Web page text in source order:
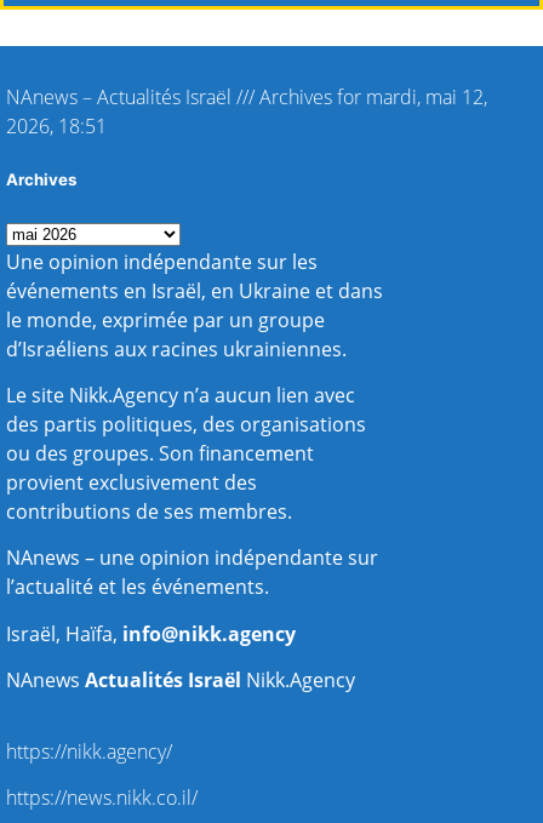
NAnews – Actualités Israël ///Archives for mardi, mai 12,
2026, 18:51
Archives
Une opinion indépendante sur les
événements en Israël, en Ukraine et dans
le monde, exprimée par un groupe
d’Israéliens aux racines ukrainiennes.
Le site Nikk.Agency n’a aucun lien avec
des partis politiques, des organisations
ou des groupes. Son financement
provient exclusivement des
contributions de ses membres.
NAnews – une opinion indépendante sur
l’actualité et les événements.
Israël, Haïfa, info@nikk.agency
NAnews Actualités Israël Nikk.Agency
https://nikk.agency/
https://news.nikk.co.il/